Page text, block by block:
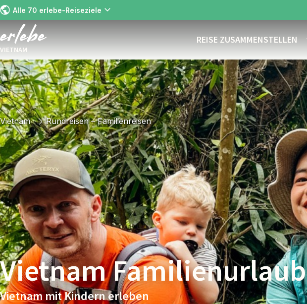
Alle 70 erlebe-Reiseziele
VIETNAM
REISE ZUSAMMENSTELLEN
Vietnam Rundreisen – Familienreisen
Vietnam Familienurlaub
Vietnam mit Kindern erleben